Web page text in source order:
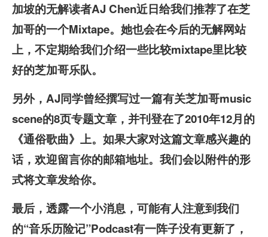
加坡的无解读者AJ Chen近日给我们推荐了在芝
加哥的一个Mixtape。她也会在今后的无解网站
上，不定期给我们介绍一些比较mixtape里比较
好的芝加哥乐队。
另外，AJ同学曾经撰写过一篇有关芝加哥music
scene的8页专题文章，并刊登在了2010年12月的
《通俗歌曲》上。如果大家对这篇文章感兴趣的
话，欢迎留言你的邮箱地址。我们会以附件的形
式将文章发给你。
最后，透露一个小消息，可能有人注意到我们
的“音乐历险记”Podcast有一阵子没有更新了，